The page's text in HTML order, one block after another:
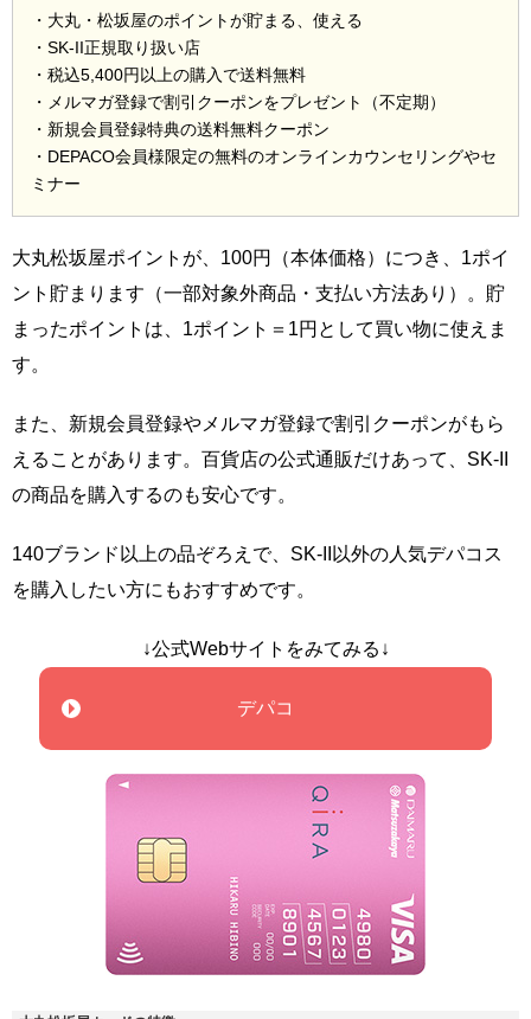
・大丸・松坂屋のポイントが貯まる、使える
・SK-II正規取り扱い店
・税込5,400円以上の購入で送料無料
・メルマガ登録で割引クーポンをプレゼント（不定期）
・新規会員登録特典の送料無料クーポン
・DEPACO会員様限定の無料のオンラインカウンセリングやセ
ミナー
大丸松坂屋ポイントが、100円（本体価格）につき、1ポイ
ント貯まります（一部対象外商品・支払い方法あり）。貯
まったポイントは、1ポイント＝1円として買い物に使えま
す。
また、新規会員登録やメルマガ登録で割引クーポンがもら
えることがあります。百貨店の公式通販だけあって、SK-II
の商品を購入するのも安心です。
140ブランド以上の品ぞろえで、SK-II以外の人気デパコス
を購入したい方にもおすすめです。
↓公式Webサイトをみてみる↓
デパコ